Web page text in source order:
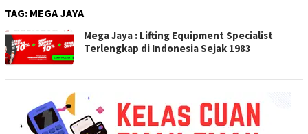
TAG: MEGA JAYA
Mega Jaya : Lifting Equipment Specialist
Terlengkap di Indonesia Sejak 1983